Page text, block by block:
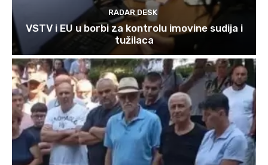
RADAR DESK
VSTV i EU u borbi za kontrolu imovine sudija i
tužilaca